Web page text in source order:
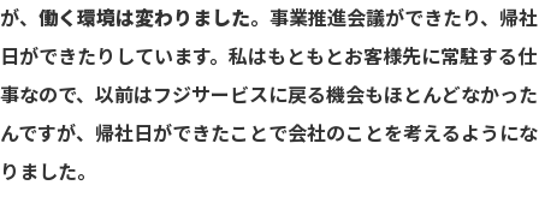
が、 働く環境は変わりました。事業推進会議ができたり、帰社
日ができたりしています。私はもともとお客様先に常駐する仕
事なので、以前はフジサービスに戻る機会もほとんどなかった
んですが、帰社日ができたことで会社のことを考えるようにな
りました。